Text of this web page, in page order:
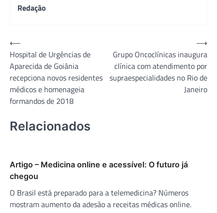
Redação
Navegação
de
Post
⟵
Hospital de Urgências de
Aparecida de Goiânia
recepciona novos residentes
médicos e homenageia
formandos de 2018
Grupo Oncoclínicas inaugura
clínica com atendimento por
supraespecialidades no Rio de
Janeiro
⟶
Relacionados
Artigo – Medicina online e acessível: O futuro já
chegou
O Brasil está preparado para a telemedicina? Números
mostram aumento da adesão a receitas médicas online.